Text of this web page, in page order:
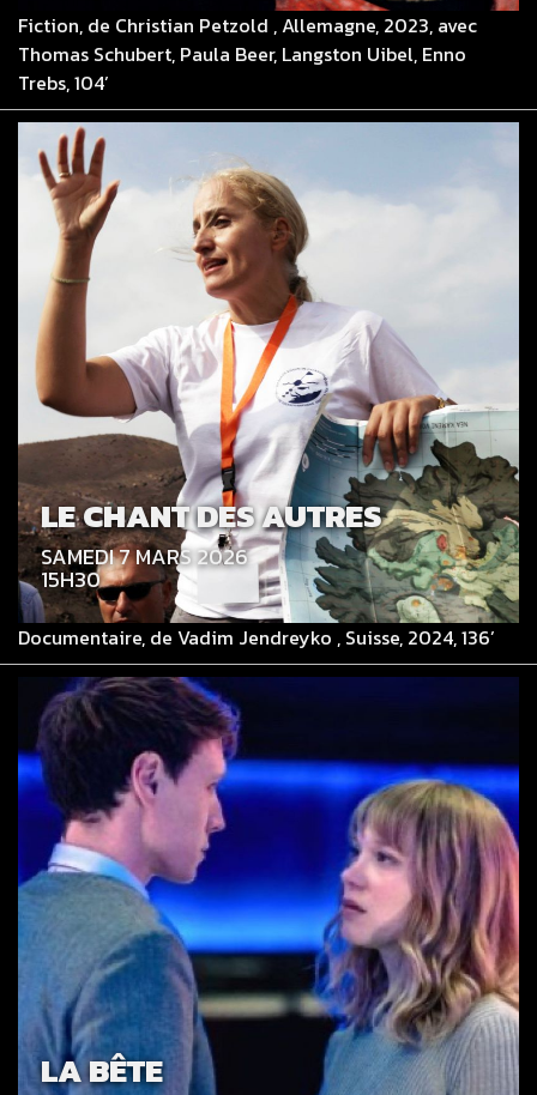
Fiction, de Christian Petzold , Allemagne, 2023, avec
Thomas Schubert, Paula Beer, Langston Uibel, Enno
Trebs, 104’
LE CHANT DES AUTRES
SAMEDI 7 MARS 2026
15H30
Documentaire, de Vadim Jendreyko , Suisse, 2024, 136’
LA BÊTE